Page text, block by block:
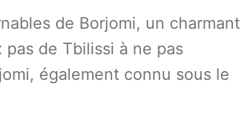
de Borjomi, un charmant
pas de Tbilissi à ne pas
également connu sous le